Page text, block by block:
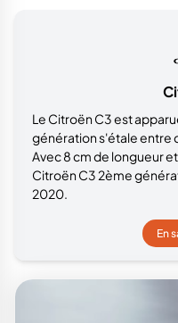
Le Citroën C3 est
génération s'étale entre
Avec 8 cm de longueur
Citroën C3 2ème
2020.
En